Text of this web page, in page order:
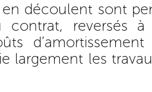
en découlent sont
reversés à
d’amortissement
largement les